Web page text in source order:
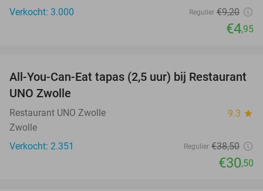
Verkocht: 3.000
Regulier €9,20
€4,95
21%
All-You-Can-Eat tapas (2,5 uur) bij Restaurant
UNO Zwolle
Restaurant UNO Zwolle 9.3 star
Zwolle
Verkocht: 2.351
Regulier €38,50
€30,50